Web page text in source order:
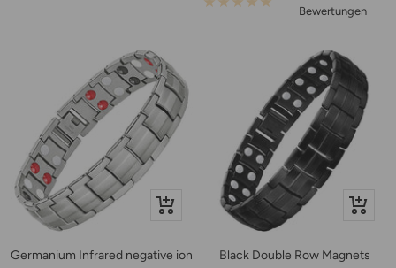
Bewertungen
In
Germanium Infrared negative ion
In
Black Double Row Magnets